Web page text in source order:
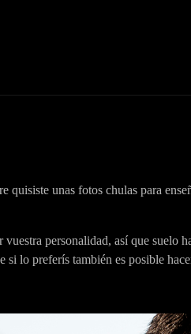
quisiste unas fotos chulas para
personalidad, así que suelo
lo preferís también es posible